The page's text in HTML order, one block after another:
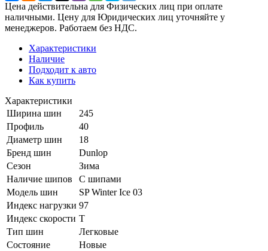
Цена действительна для Физических лиц при оплате
наличными. Цену для Юридических лиц уточняйте у
менеджеров. Работаем без НДС.
Характеристики
Наличие
Подходит к авто
Как купить
Характеристики
Ширина шин
245
Профиль
40
Диаметр шин
18
Бренд шин
Dunlop
Сезон
Зима
Наличие шипов
С шипами
Модель шин
SP Winter Ice 03
Индекс нагрузки 97
Индекс скорости T
Тип шин
Легковые
Состояние
Новые